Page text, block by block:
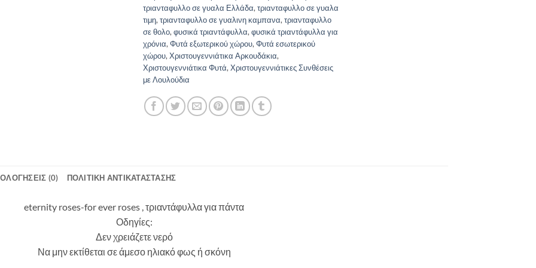
τριανταφυλλο σε γυαλα Ελλάδα, τριανταφυλλο σε γυαλα
τιμη, τριανταφυλλο σε γυαλινη καμπανα, τριανταφυλλο
σε θολο, φυσικά τριαντάφυλλα, φυσικά τριαντάφυλλα για
χρόνια, Φυτά εξωτερικού χώρου, Φυτά εσωτερικού
χώρου, Χριστουγεννιάτικα Αρκουδάκια,
Χριστουγεννιάτικα Φυτά, Χριστουγεννιάτικες Συνθέσεις
με Λουλούδια
(0) ΠΟΛΙΤΙΚΗ ΑΝΤΙΚΑΤΑΣΤΑΣΗΣ
eternity roses-for ever roses , τριαντάφυλλα για πάντα
Οδηγίες:
Δεν χρειάζετε νερό
Να μην εκτίθεται σε άμεσο ηλιακό φως ή σκόνη